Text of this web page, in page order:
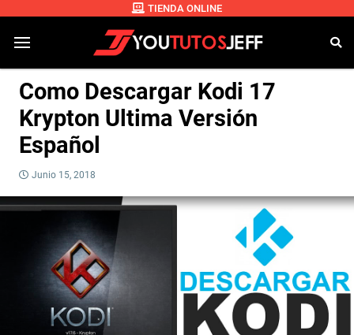
TIENDA ONLINE
Como Descargar Kodi 17
Krypton Ultima Versión
Español
Junio 15, 2018